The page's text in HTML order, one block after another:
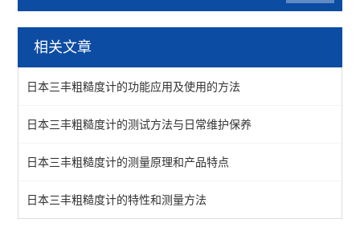
粗糙度仪
相关文章
日本三丰粗糙度计的功能应用及使用的方法
日本三丰粗糙度计的测试方法与日常维护保养
日本三丰粗糙度计的测量原理和产品特点
日本三丰粗糙度计的特性和测量方法